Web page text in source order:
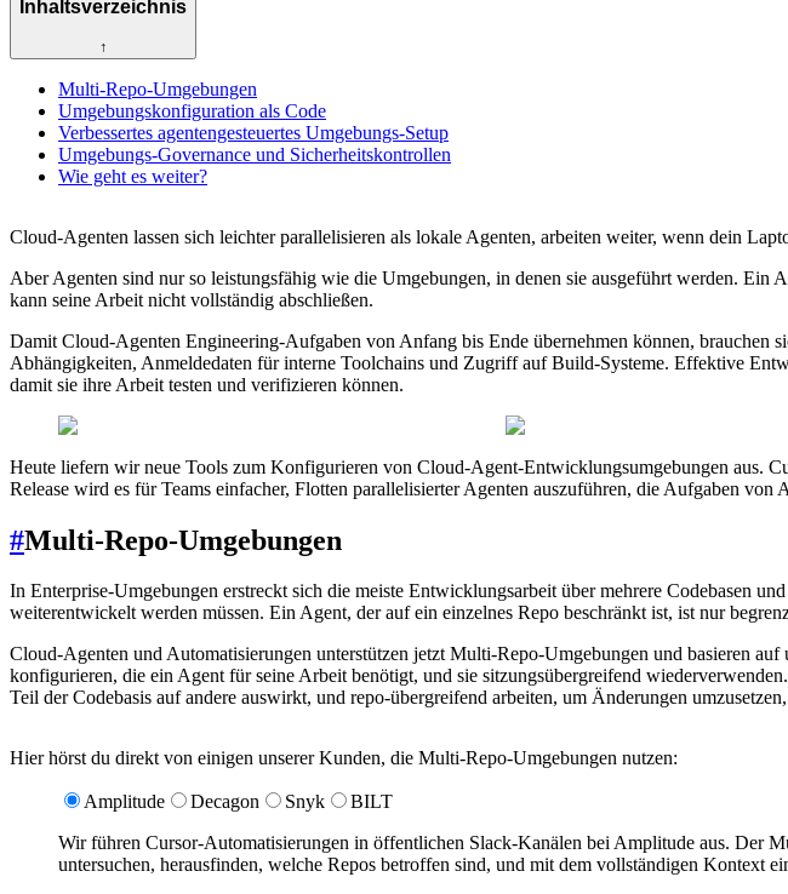
Inhaltsverzeichnis
↑
Multi-Repo-Umgebungen
Umgebungskonfiguration als Code
Verbessertes agentengesteuertes Umgebungs-Setup
Umgebungs-Governance und Sicherheitskontrollen
Wie geht es weiter?
Cloud-Agenten lassen sich leichter parallelisieren als lokale Agenten, arbeiten weiter, wenn dein
Aber Agenten sind nur so leistungsfähig wie die Umgebungen, in denen sie ausgeführt werden. Ein
kann seine Arbeit nicht vollständig abschließen.
Damit Cloud-Agenten Engineering-Aufgaben von Anfang bis Ende übernehmen können, brauchen
Abhängigkeiten, Anmeldedaten für interne Toolchains und Zugriff auf Build-Systeme. Effektive
damit sie ihre Arbeit testen und verifizieren können.
Heute liefern wir neue Tools zum Konfigurieren von Cloud-Agent-Entwicklungsumgebungen aus.
Release wird es für Teams einfacher, Flotten parallelisierter Agenten auszuführen, die Aufgaben
#Multi-Repo-Umgebungen
In Enterprise-Umgebungen erstreckt sich die meiste Entwicklungsarbeit über mehrere Codebasen
weiterentwickelt werden müssen. Ein Agent, der auf ein einzelnes Repo beschränkt ist, ist nur
Cloud-Agenten und Automatisierungen unterstützen jetzt Multi-Repo-Umgebungen und basieren auf
konfigurieren, die ein Agent für seine Arbeit benötigt, und sie sitzungsübergreifend
Teil der Codebasis auf andere auswirkt, und repo-übergreifend arbeiten, um Änderungen
Hier hörst du direkt von einigen unserer Kunden, die Multi-Repo-Umgebungen nutzen:
Amplitude Decagon Snyk
BILT
Wir führen Cursor-Automatisierungen in öffentlichen Slack-Kanälen bei Amplitude aus. Der
untersuchen, herausfinden, welche Repos betroffen sind, und mit dem vollständigen Kontext